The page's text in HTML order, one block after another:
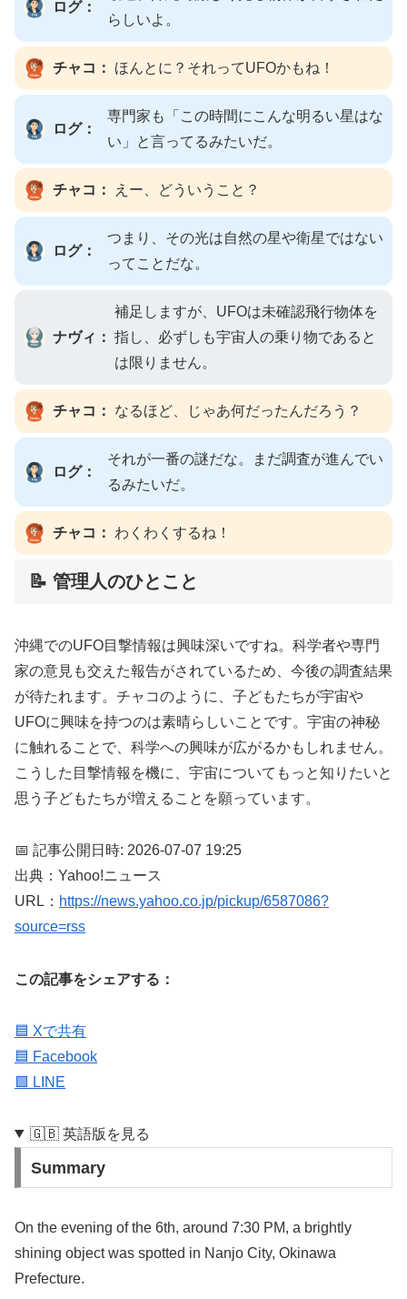
ログ：
らしいよ。
チャコ： ほんとに？それってUFOかもね！
ログ：
専門家も「この時間にこんな明るい星はな
い」と言ってるみたいだ。
チャコ： えー、どういうこと？
ログ：
つまり、その光は自然の星や衛星ではない
ってことだな。
ナヴィ：
補足しますが、UFOは未確認飛行物体を
指し、必ずしも宇宙人の乗り物であると
は限りません。
チャコ： なるほど、じゃあ何だったんだろう？
ログ：
それが一番の謎だな。まだ調査が進んでい
るみたいだ。
チャコ： わくわくするね！
📝 管理人のひとこと
沖縄でのUFO目撃情報は興味深いですね。科学者や専門
家の意見も交えた報告がされているため、今後の調査結果
が待たれます。チャコのように、子どもたちが宇宙や
UFOに興味を持つのは素晴らしいことです。宇宙の神秘
に触れることで、科学への興味が広がるかもしれません。
こうした目撃情報を機に、宇宙についてもっと知りたいと
思う子どもたちが増えることを願っています。
📅 記事公開日時: 2026-07-07 19:25
出典：Yahoo!ニュース
URL： https://news.yahoo.co.jp/pickup/6587086?
source=rss
この記事をシェアする：
🟦 Xで共有
🟦 Facebook
🟩 LINE
🇬🇧 英語版を見る
Summary
On the evening of the 6th, around 7:30 PM, a brightly
shining object was spotted in Nanjo City, Okinawa
Prefecture.